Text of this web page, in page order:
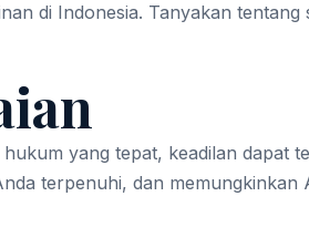
di Indonesia. Tanyakan tentang
yang tepat, keadilan dapat
terpenuhi, dan memungkinkan